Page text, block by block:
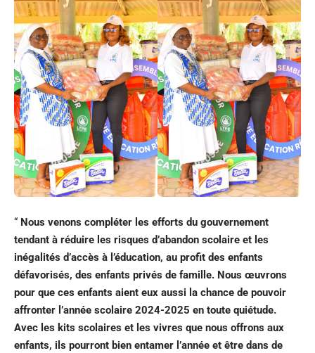
“ Nous venons compléter les efforts du gouvernement
tendant à réduire les risques d’abandon scolaire et les
inégalités d’accès à l’éducation, au profit des enfants
défavorisés, des enfants privés de famille. Nous œuvrons
pour que ces enfants aient eux aussi la chance de pouvoir
affronter l’année scolaire 2024-2025 en toute quiétude.
Avec les kits scolaires et les vivres que nous offrons aux
enfants, ils pourront bien entamer l’année et être dans de